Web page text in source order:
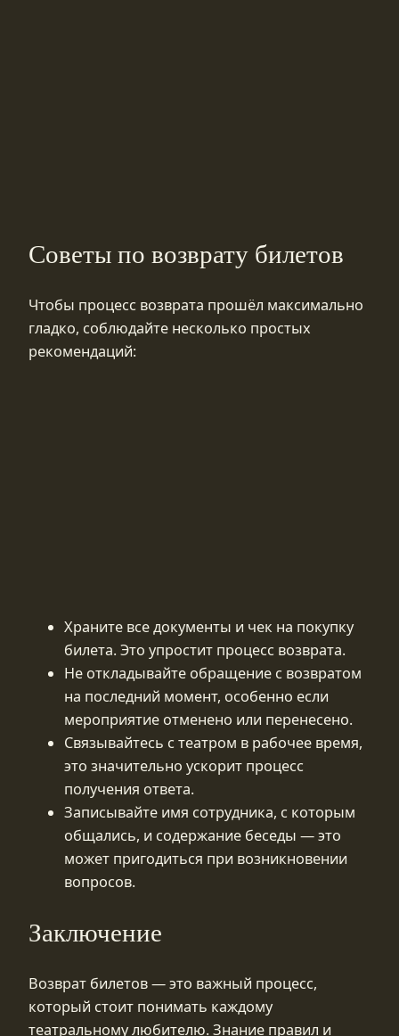
Советы по возврату билетов
Чтобы процесс возврата прошёл максимально
гладко, соблюдайте несколько простых
рекомендаций:
Храните все документы и чек на покупку
билета. Это упростит процесс возврата.
Не откладывайте обращение с возвратом
на последний момент, особенно если
мероприятие отменено или перенесено.
Связывайтесь с театром в рабочее время,
это значительно ускорит процесс
получения ответа.
Записывайте имя сотрудника, с которым
общались, и содержание беседы — это
может пригодиться при возникновении
вопросов.
Заключение
Возврат билетов — это важный процесс,
который стоит понимать каждому
театральному любителю. Знание правил и